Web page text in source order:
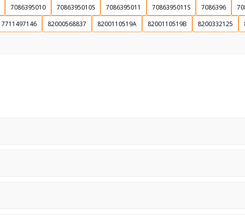
7086395010 7086395010S 7086395011 7086395011S 7086396
7711497146 82000568837 8200110519A 8200110519B 8200332125